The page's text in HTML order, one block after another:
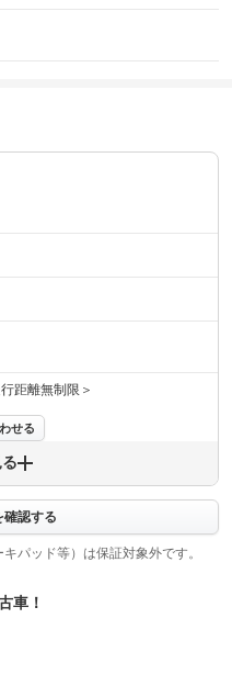
距離無制限＞
せる
確認する
パッド等）は保証対象外です。
車！